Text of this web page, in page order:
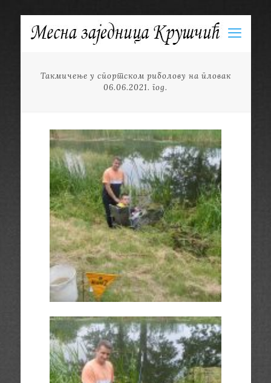
Такмичење у спортском риболову на пловак
06.06.2021. год.